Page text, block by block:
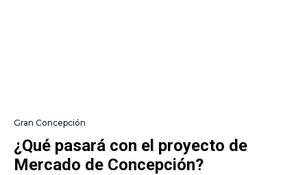
Gran Concepción
¿Qué pasará con el proyecto de
Mercado de Concepción?